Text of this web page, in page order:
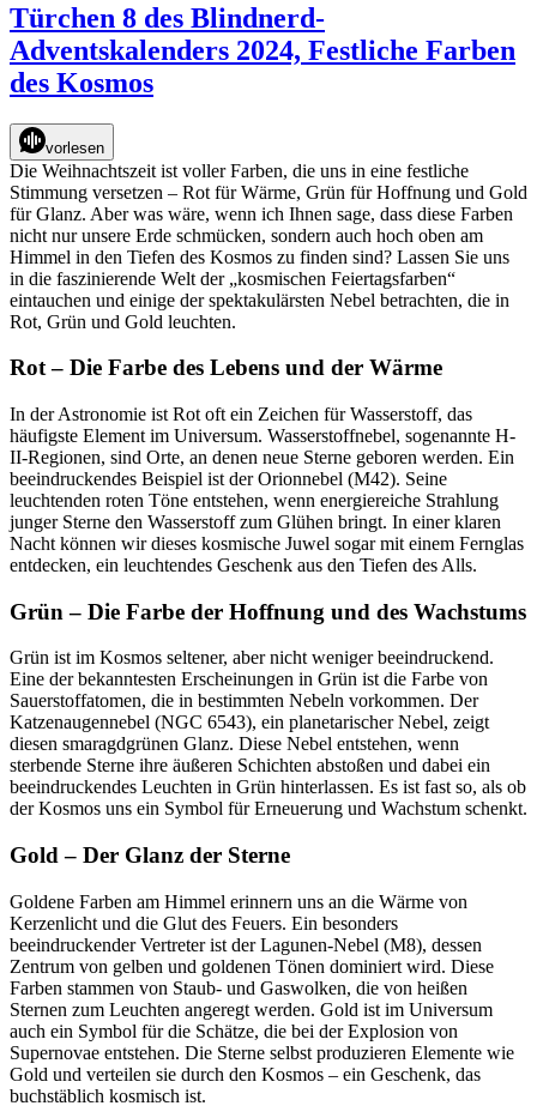
Blindnerd-
Sterne
meistens
fünf
Zacken
Türchen 8 des Blindnerd-
Adventskalenders 2024, Festliche Farben
des Kosmos
vorlesen
Die Weihnachtszeit ist voller Farben, die uns in eine festliche
Stimmung versetzen – Rot für Wärme, Grün für Hoffnung und Gold
für Glanz. Aber was wäre, wenn ich Ihnen sage, dass diese Farben
nicht nur unsere Erde schmücken, sondern auch hoch oben am
Himmel in den Tiefen des Kosmos zu finden sind? Lassen Sie uns
in die faszinierende Welt der „kosmischen Feiertagsfarben“
eintauchen und einige der spektakulärsten Nebel betrachten, die in
Rot, Grün und Gold leuchten.
Rot – Die Farbe des Lebens und der Wärme
In der Astronomie ist Rot oft ein Zeichen für Wasserstoff, das
häufigste Element im Universum. Wasserstoffnebel, sogenannte H-
II-Regionen, sind Orte, an denen neue Sterne geboren werden. Ein
beeindruckendes Beispiel ist der Orionnebel (M42). Seine
leuchtenden roten Töne entstehen, wenn energiereiche Strahlung
junger Sterne den Wasserstoff zum Glühen bringt. In einer klaren
Nacht können wir dieses kosmische Juwel sogar mit einem Fernglas
entdecken, ein leuchtendes Geschenk aus den Tiefen des Alls.
Grün – Die Farbe der Hoffnung und des Wachstums
Grün ist im Kosmos seltener, aber nicht weniger beeindruckend.
Eine der bekanntesten Erscheinungen in Grün ist die Farbe von
Sauerstoffatomen, die in bestimmten Nebeln vorkommen. Der
Katzenaugennebel (NGC 6543), ein planetarischer Nebel, zeigt
diesen smaragdgrünen Glanz. Diese Nebel entstehen, wenn
sterbende Sterne ihre äußeren Schichten abstoßen und dabei ein
beeindruckendes Leuchten in Grün hinterlassen. Es ist fast so, als ob
der Kosmos uns ein Symbol für Erneuerung und Wachstum schenkt.
Gold – Der Glanz der Sterne
Goldene Farben am Himmel erinnern uns an die Wärme von
Kerzenlicht und die Glut des Feuers. Ein besonders
beeindruckender Vertreter ist der Lagunen-Nebel (M8), dessen
Zentrum von gelben und goldenen Tönen dominiert wird. Diese
Farben stammen von Staub- und Gaswolken, die von heißen
Sternen zum Leuchten angeregt werden. Gold ist im Universum
auch ein Symbol für die Schätze, die bei der Explosion von
Supernovae entstehen. Die Sterne selbst produzieren Elemente wie
Gold und verteilen sie durch den Kosmos – ein Geschenk, das
buchstäblich kosmisch ist.